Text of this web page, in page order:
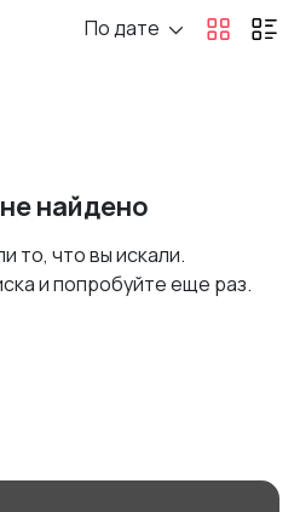
По дате
найдено
то, что вы искали.
и попробуйте еще раз.